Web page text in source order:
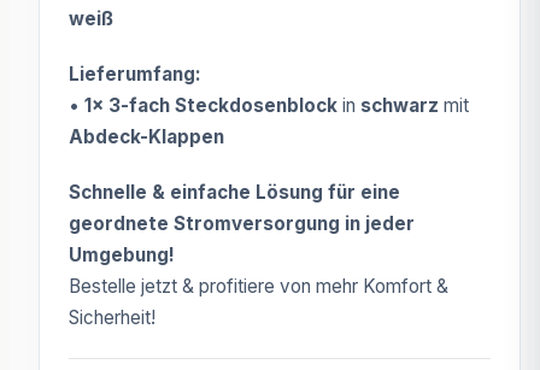
weiß
Lieferumfang:
• 1x 3-fach Steckdosenblock in schwarz mit
Abdeck-Klappen
Schnelle & einfache Lösung für eine
geordnete Stromversorgung in jeder
Umgebung!
Bestelle jetzt & profitiere von mehr Komfort &
Sicherheit!